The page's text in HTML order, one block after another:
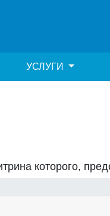
УСЛУГИ
которого,